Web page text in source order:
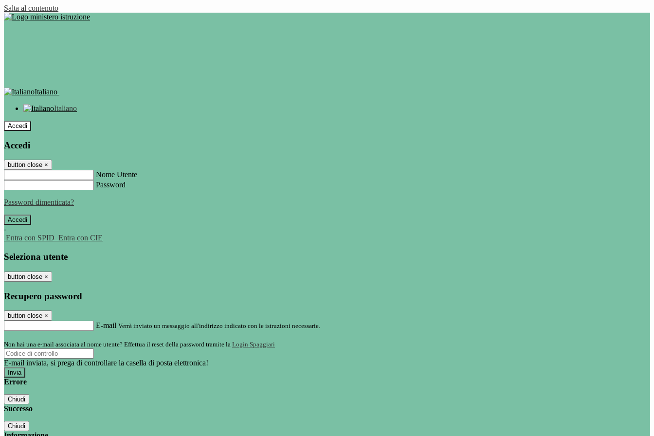
Salta al contenuto
Italiano
Italiano
Accedi
Accedi
button close ×
Nome Utente
Password
Password dimenticata?
-
Entra con SPID Entra con CIE
Seleziona utente
button close ×
Recupero password
button close ×
E-mail Verrà inviato un messaggio all'indirizzo indicato con le istruzioni necessarie.
Non hai una e-mail associata al nome utente? Effettua il reset della password tramite la Login Spaggiari
E-mail inviata, si prega di controllare la casella di posta elettronica!
Errore
Chiudi
Successo
Chiudi